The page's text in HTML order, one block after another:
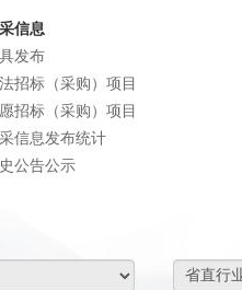
信息
发布
招标（采购）项目
招标（采购）项目
信息发布统计
公告公示